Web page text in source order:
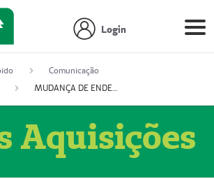
Login
Comunicação
MUDANÇA DE ENDEREÇO - DIAGITAB SERVIÇOS MÉDICOS LTDA (54003267-5)
Aquisições